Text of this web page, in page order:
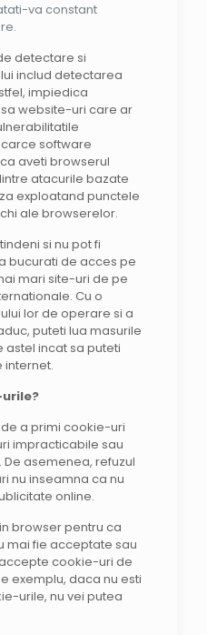
va constant
detectare si
includ detectarea
impiedica
website-uri care ar
software
aveti browserul
atacurile bazate
exploatand punctele
ale browserelor.
si nu pot fi
bucurati de acces pe
mari site-uri de pe
Cu o
lor de operare si a
puteti lua masurile
incat sa puteti
internet.
a primi cookie-uri
impracticabile sau
De asemenea, refuzul
nu inseamna ca nu
online.
browser pentru ca
mai fie acceptate sau
cookie-uri de
exemplu, daca nu esti
urile, nu vei putea